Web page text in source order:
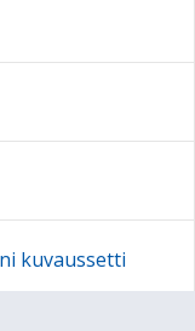
kuvaussetti